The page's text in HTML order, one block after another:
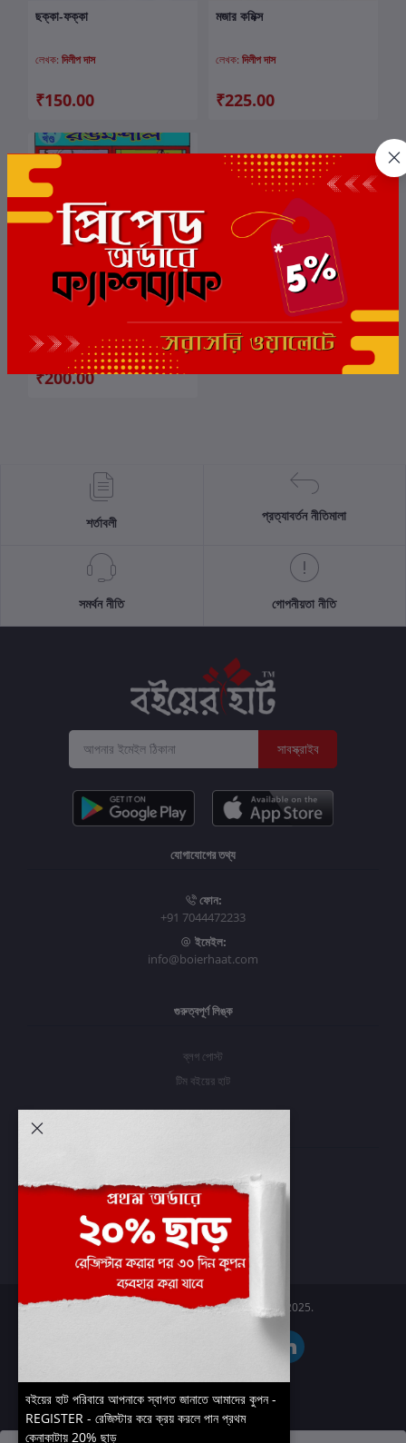
কার্টে যোগ করুন
ছক্কা-ফক্কা
লেখক: দিলীপ দাস
₹150.00
মজার কমিক্স
লেখক: দিলীপ দাস
₹225.00
কার্টে যোগ করুন
কমিক্সের রঙমশাল ১ম খন্ড
লেখক: দিলীপ দাস
₹200.00
শর্তাবলী প্রত্যাবর্তন নীতিমালা
সমর্থন নীতি গোপনীয়তা নীতি
সাবস্ক্রাইব
যোগাযোগের তথ্য
ফোন:
+91 7044472233
ইমেইল:
info@boierhaat.com
গুরুত্বপূর্ণ লিঙ্ক
ব্লগ পোস্ট
টিম বইয়ের হাট
প্রবেশ করুন
অর্ডার ইতিহাস
আমার ইচ্ছাগুলি
অর্ডার ট্র্যাকিং
Boier Haat™ | © All rights reserved 2025.
বইয়ের হাট পরিবারে আপনাকে স্বাগত জানাতে আমাদের কুপন -
REGISTER - রেজিস্টার করে ক্রয় করলে পান প্রথম
কেনাকাটায় 20% ছাড়